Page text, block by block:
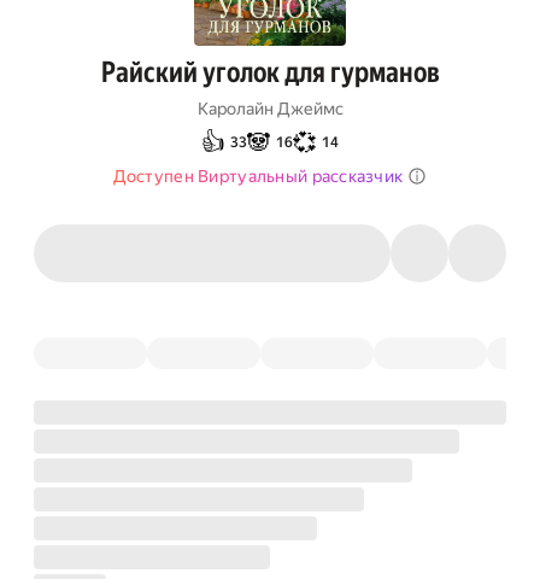
Райский уголок для гурманов
Каролайн Джеймс
👍 33🐼 16💞 14
Доступен Виртуальный рассказчик